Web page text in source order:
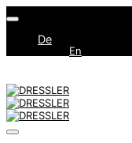
De
En